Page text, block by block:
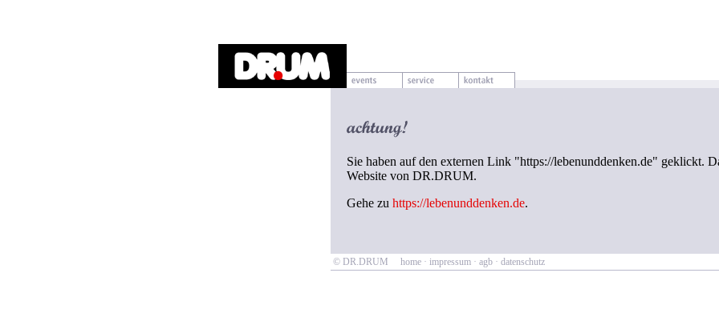
Sie haben auf den externen Link "https://lebenunddenken.de" geklickt.
Website von DR.DRUM.
Gehe zu https://lebenunddenken.de.
© DR.DRUM home · impressum · agb · datenschutz